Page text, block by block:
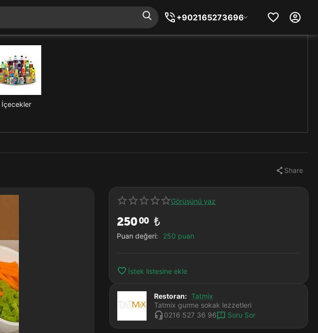
+902165273696
İçecekler
Share
Görüşünü yaz
25000 ₺
Puan değeri: 250 puan
İstek listesine ekle
Restoran: Tatmix
Tatmix gurme sokak lezzetleri
0216 527 36 96
Soru Sor